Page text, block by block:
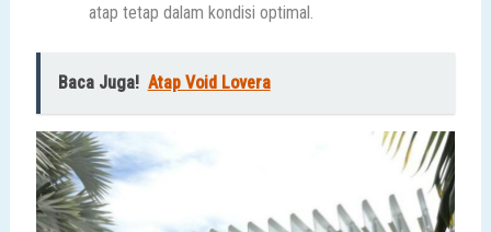
atap tetap dalam kondisi optimal.
Baca Juga! Atap Void Lovera